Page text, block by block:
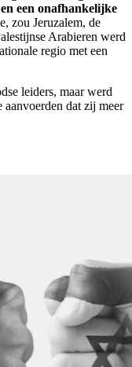
een onafhankelijke
zou Jeruzalem, de
Arabieren werd
regio met een
leiders, maar werd
aanvoerden dat zij meer